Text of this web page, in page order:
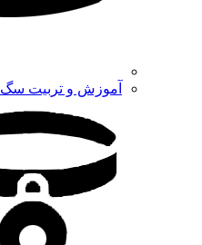
آموزش و تربیت سگ